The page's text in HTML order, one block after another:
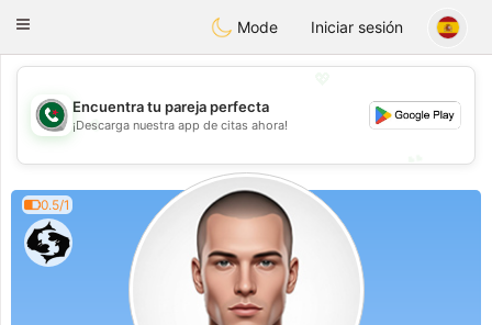
Weshrak
Toggle
Mode Iniciar sesión
💖
💕
Encuentra tu pareja perfecta
¡Descarga nuestra app de citas ahora!
0.5/1